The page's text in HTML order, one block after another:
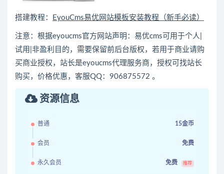
搭建教程： EyouCms易优网站模板安装教程（新手必读）
注意：根据eyoucms官方网站声明：易优cms可用于个人|
试用|非盈利目的，需要保留前后台版权，若用于商业请购
买商业授权，站长是eyoucms代理服务商，授权可找站长
购买，价格优惠，客服QQ：906875572 。
资源信息
普通 15金币
会员 免费
永久会员 免费 推荐